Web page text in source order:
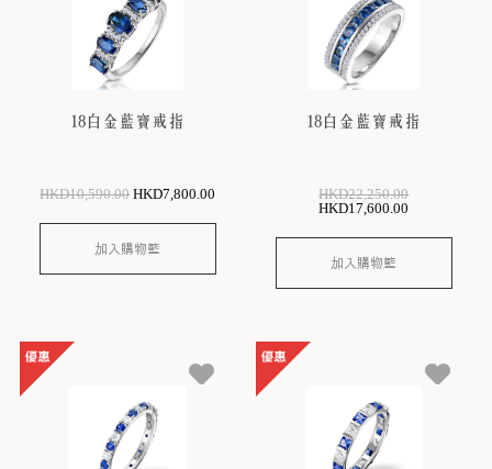
18白金藍寶戒指
HKD10,590.00 HKD7,800.00
加入購物籃
18白金藍寶戒指
HKD22,250.00
HKD17,600.00
加入購物籃